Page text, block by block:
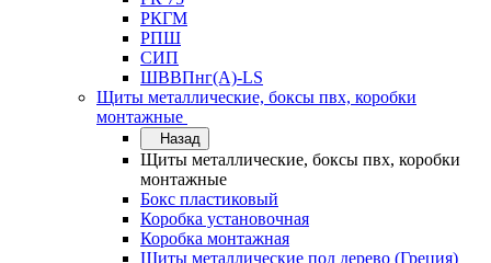
РКГМ
РПШ
СИП
ШВВПнг(А)-LS
Щиты металлические, боксы пвх, коробки
монтажные
Назад
Щиты металлические, боксы пвх, коробки
монтажные
Бокс пластиковый
Коробка установочная
Коробка монтажная
Щиты металлические под дерево (Греция)